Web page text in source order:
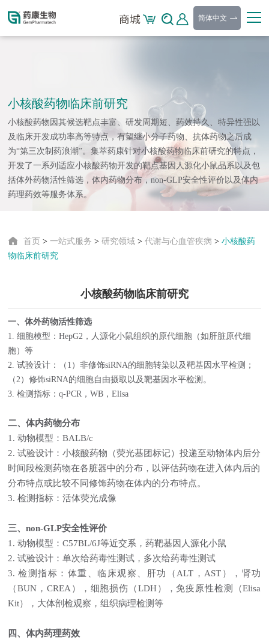
简体中文
小核酸药物临床前研究
小核酸药物因其候选靶点丰富、研发周期短、药效持久、特异性强以
及临床开发成功率高等特点，有望继小分子药物、抗体药物之后成
为“第三次制药浪潮”。集萃药康针对小核酸药物临床前研究的特点，
开发了一系列适应小核酸药物开发的靶点基因人源化小鼠品系以及包
括体外药物活性筛选，体内药物分布，non-GLP安全性评价以及体内
药理药效等服务体系。
首页 >一站式服务 >研究领域 >代谢与心血管疾病 >小核酸药
物临床前研究
小核酸药物临床前研究
一、体外药物活性筛选
1. 细胞模型：HepG2，人源化小鼠组织的原代细胞（如肝脏原代细
胞）等
2. 试验设计：（1）非修饰siRNA的细胞转染以及靶基因水平检测；
（2）修饰siRNA的细胞自由摄取以及靶基因水平检测。
3. 检测指标：q-PCR，WB，Elisa
二、体内药物分布
1.动物模型：BALB/c
2.试验设计：小核酸药物（荧光基团标记）投递至动物体内后分
时间段检测药物在各脏器中的分布，以评估药物在进入体内后的
分布特点或比较不同修饰药物在体内的分布特点。
3.检测指标：活体荧光成像
三、non-GLP安全性评价
1.动物模型：C57BL/6J等近交系，药靶基因人源化小鼠
2.试验设计：单次给药毒性测试，多次给药毒性测试
3.检测指标：体重、临床观察、肝功（ ALT，AST），肾功
（BUN，CREA），细胞损伤（LDH），免疫原性检测（Elisa
Kit），大体剖检观察，组织病理检测等
四、体内药理药效